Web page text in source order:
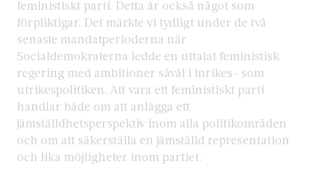
feministiskt parti. Detta är också något som
förpliktigar. Det märkte vi tydligt under de två
senaste mandatperioderna när
Socialdemokraterna ledde en uttalat feministisk
regering med ambitioner såväl i inrikes- som
utrikespolitiken. Att vara ett feministiskt parti
handlar både om att anlägga ett
jämställdhetsperspektiv inom alla politikområden
och om att säkerställa en jämställd representation
och lika möjligheter inom partiet.